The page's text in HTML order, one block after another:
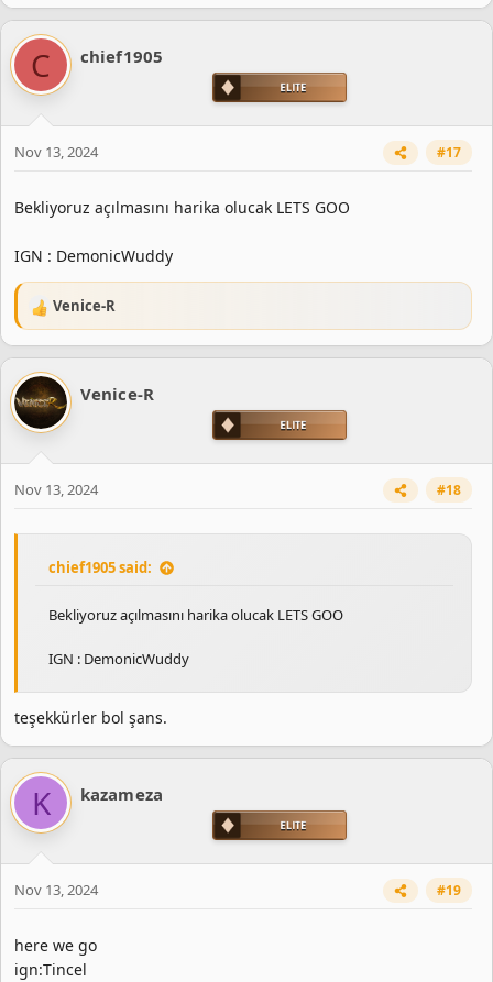
C chief1905
Nov 13, 2024 #17
Bekliyoruz açılmasını harika olucak LETS GOO
IGN : DemonicWuddy
R
e
a
c
t
i
o
:
Venice-R
Venice-R
Nov 13, 2024 #18
chief1905 said:
Bekliyoruz açılmasını harika olucak LETS GOO
IGN : DemonicWuddy
teşekkürler bol şans.
K kazameza
Nov 13, 2024 #19
here we go
ign:Tincel